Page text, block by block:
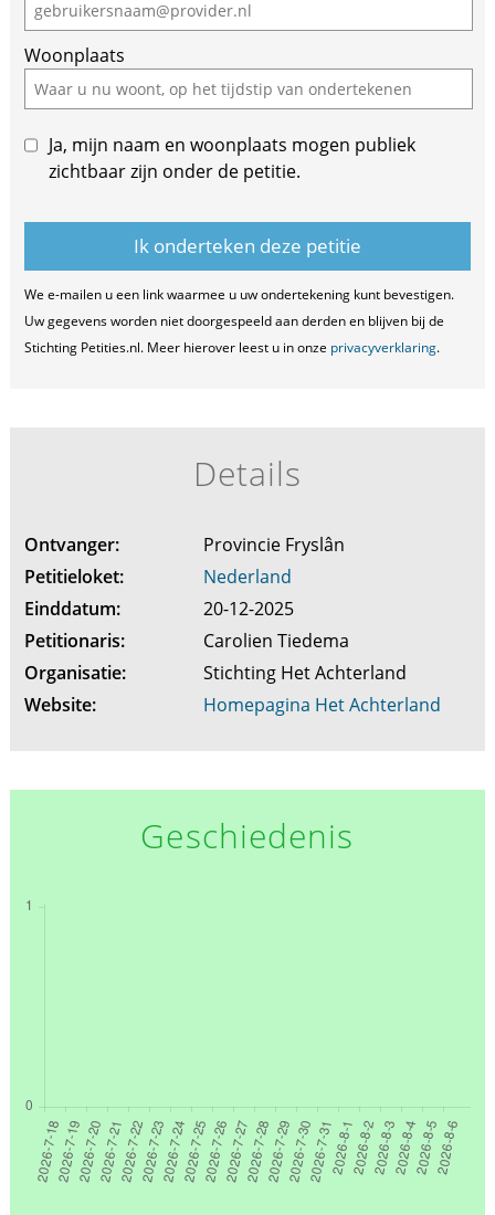
Woonplaats
Ja, mijn naam en woonplaats mogen publiek
zichtbaar zijn onder de petitie.
We e-mailen u een link waarmee u uw ondertekening kunt bevestigen.
Uw gegevens worden niet doorgespeeld aan derden en blijven bij de
Stichting Petities.nl. Meer hierover leest u in onze privacyverklaring.
Details
Ontvanger:
Provincie Fryslân
Petitieloket:
Nederland
Einddatum:
20-12-2025
Petitionaris:
Carolien Tiedema
Organisatie:
Stichting Het Achterland
Website:
Homepagina Het Achterland
Geschiedenis